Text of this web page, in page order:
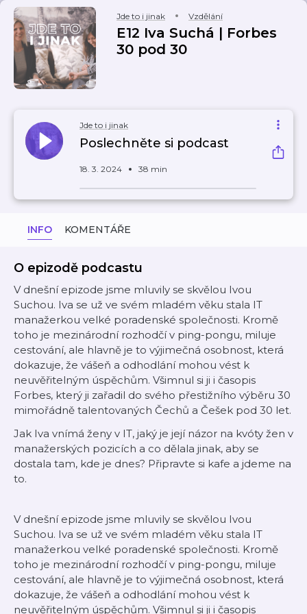
Jde to i jinak Vzdělání
E12 Iva Suchá | Forbes
30 pod 30
Jde to i jinak
Poslechněte si podcast
18. 3. 2024 38 min
INFO KOMENTÁŘE
O epizodě podcastu
V dnešní epizode jsme mluvily se skvělou Ivou
Suchou. Iva se už ve svém mladém věku stala IT
manažerkou velké poradenské společnosti. Kromě
toho je mezinárodní rozhodčí v ping-pongu, miluje
cestování, ale hlavně je to výjimečná osobnost, která
dokazuje, že vášeň a odhodlání mohou vést k
neuvěřitelným úspěchům. Všimnul si ji i časopis
Forbes, který ji zařadil do svého přestižního výběru 30
mimořádně talentovaných Čechů a Češek pod 30 let.
Jak Iva vnímá ženy v IT, jaký je její názor na kvóty žen v
manažerských pozicích a co dělala jinak, aby se
dostala tam, kde je dnes? Připravte si kafe a jdeme na
to.
V dnešní epizode jsme mluvily se skvělou Ivou
Suchou. Iva se už ve svém mladém věku stala IT
manažerkou velké poradenské společnosti. Kromě
toho je mezinárodní rozhodčí v ping-pongu, miluje
cestování, ale hlavně je to výjimečná osobnost, která
dokazuje, že vášeň a odhodlání mohou vést k
neuvěřitelným úspěchům. Všimnul si ji i časopis